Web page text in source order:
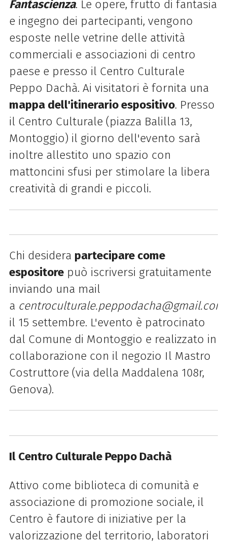
Fantascienza. Le opere, frutto di fantasia
e ingegno dei partecipanti, vengono
esposte nelle vetrine delle attività
commerciali e associazioni di centro
paese e presso il Centro Culturale
Peppo Dachà. Ai visitatori è fornita una
mappa dell'itinerario espositivo. Presso
il Centro Culturale (piazza Balilla 13,
Montoggio) il giorno dell'evento sarà
inoltre allestito uno spazio con
mattoncini sfusi per stimolare la libera
creatività di grandi e piccoli.
Chi desidera partecipare come
espositorepuò iscriversi gratuitamente
inviando una mail
a centroculturale.peppodacha@gmail.com
il 15 settembre. L'evento è patrocinato
dal Comune di Montoggio e realizzato in
collaborazione con il negozio Il Mastro
Costruttore (via della Maddalena 108r,
Genova).
Il Centro Culturale Peppo Dachà
Attivo come biblioteca di comunità e
associazione di promozione sociale, il
Centro è fautore di iniziative per la
valorizzazione del territorio, laboratori